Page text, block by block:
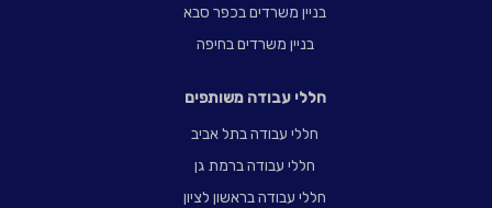
בניין משרדים בכפר סבא
בניין משרדים בחיפה
חללי עבודה משותפים
חללי עבודה בתל אביב
חללי עבודה ברמת גן
חללי עבודה בראשון לציון